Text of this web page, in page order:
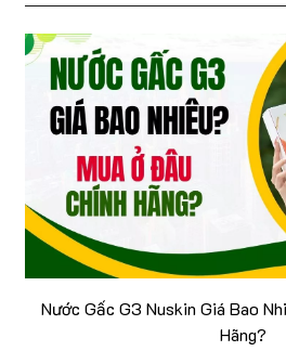
Nước Gấc G3 Nuskin Giá Bao
Hãng?